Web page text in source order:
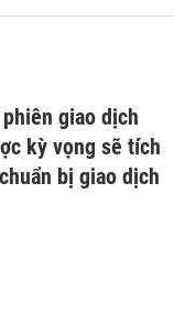
giao dịch
kỳ vọng sẽ tích
bị giao dịch